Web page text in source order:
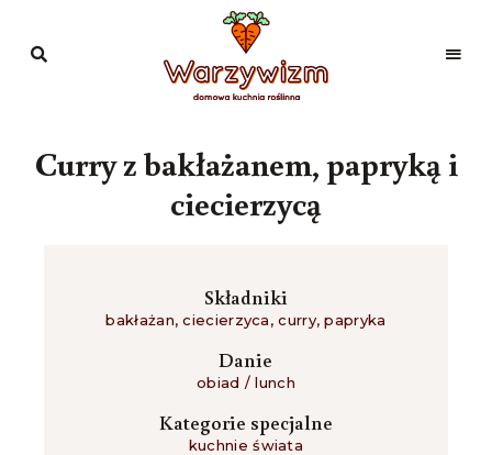
Domowa
Curry z bakłażanem, papryką i
ciecierzycą
Składniki
bakłażan,ciecierzyca,curry,papryka
Danie
obiad / lunch
Kategorie specjalne
kuchnie świata